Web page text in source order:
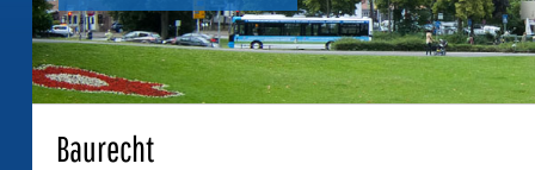
Baurecht